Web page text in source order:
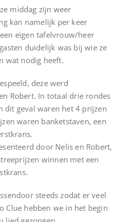
middag zijn weer
kan namelijk per keer
eigen tafelvrouw/heer
duidelijk was bij wie ze
wat nodig heeft.
deze werd
Robert. In totaal drie rondes
dit geval waren het 4 prijzen
waren banketstaven, een
door Nelis en Robert,
winnen met een
steeds zodat er veel
Clue hebben we in het begin